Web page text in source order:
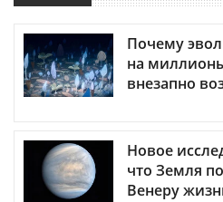
Почему
на
внезапно
Новое
что Земля
Венеру